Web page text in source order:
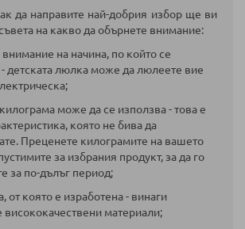
да направите най-добрия избор ще ви
на какво да обърнете внимание:
на начина, по който се
детската люлка може да люлеете вие
може да се използва - това е
която не бива да
Преценете килограмите на вашето
за избрания продукт, за да го
за по-дълъг период;
от която е изработена - винаги
висококачествени материали;